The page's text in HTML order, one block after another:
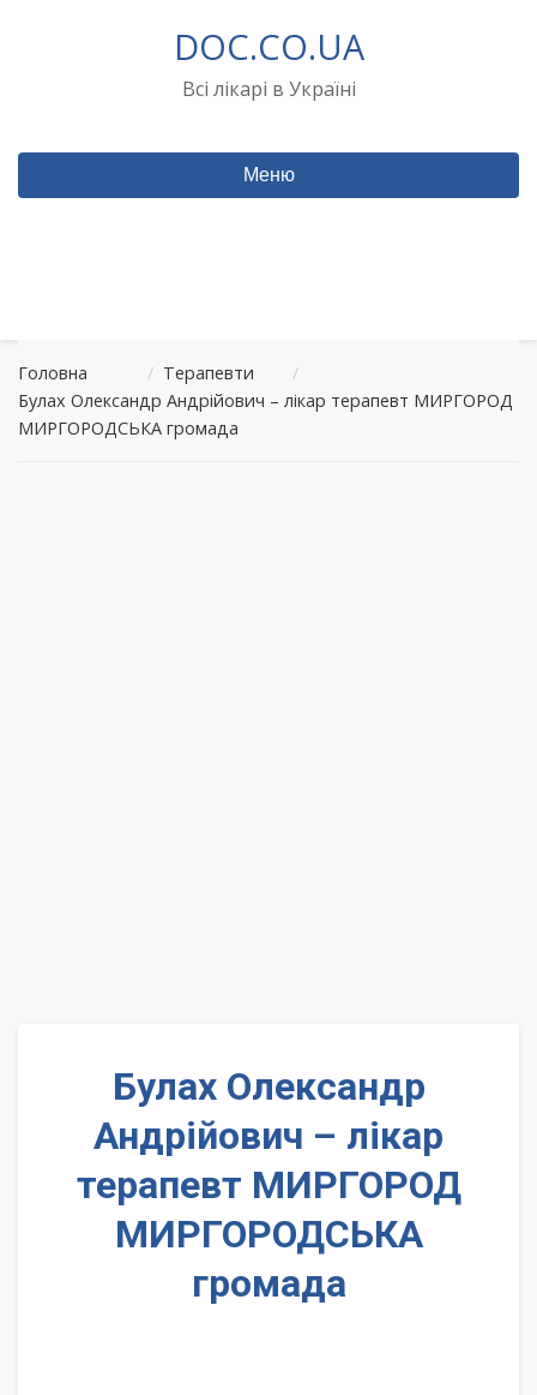
DOC.CO.UA
Всі лікарі в Україні
Меню
Головна / Терапевти
/
Булах Олександр Андрійович – лікар терапевт МИРГОРОД
МИРГОРОДСЬКА громада
Булах Олександр
Андрійович – лікар
терапевт МИРГОРОД
МИРГОРОДСЬКА
громада